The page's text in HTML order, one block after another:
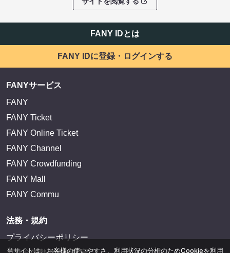
FANY IDとは
FANY IDに登録・ログインする
FANYサービス
FANY
FANY Ticket
FANY Online Ticket
FANY Channel
FANY Crowdfunding
FANY Mall
FANY Commu
法務・規約
プライバシーポリシー
当サイトは、お客様の使いやすさ、利用状況の分析のためCookieを利用